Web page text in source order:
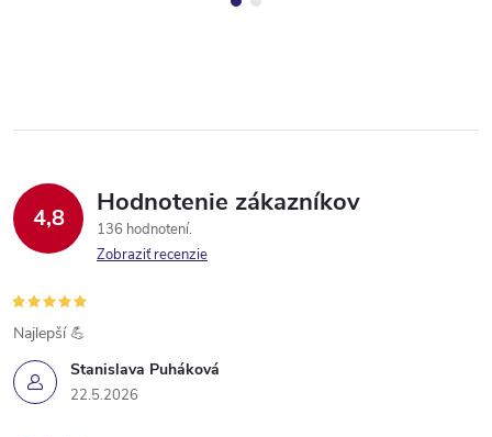
4,8 Hodnotenie zákazníkov
136 hodnotení
Zobraziť recenzie
Stanislava Puháková
22.5.2026
Najlepší 💪